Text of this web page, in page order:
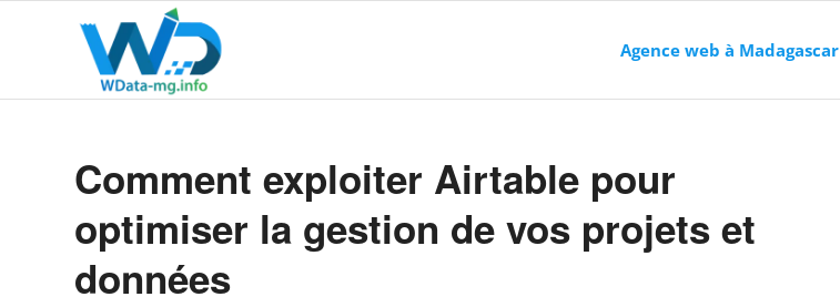
Agence web à Madagascar
Comment exploiter Airtable pour
optimiser la gestion de vos projets et
données